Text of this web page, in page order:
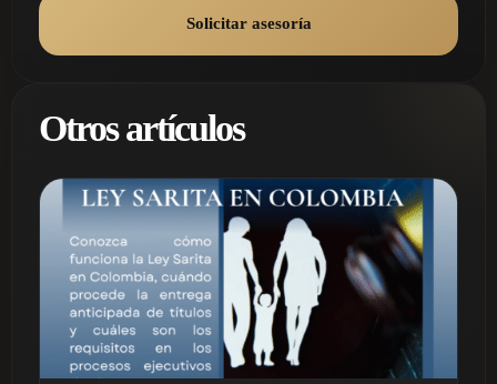
Solicitar asesoría
Otros artículos